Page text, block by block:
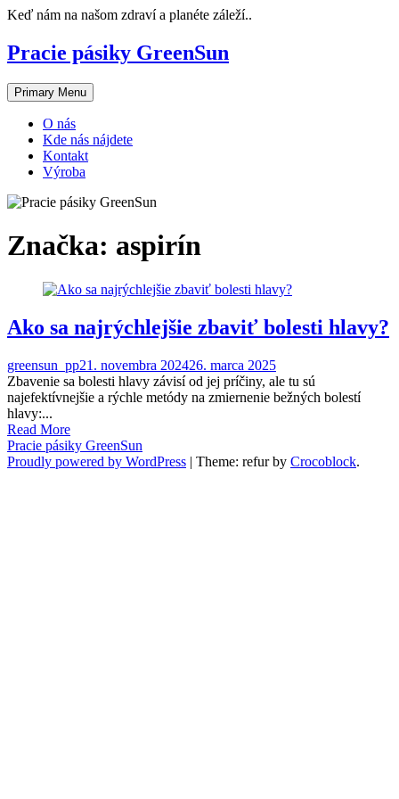
Skip
content
Keď nám na našom zdraví a planéte záleží..
Pracie pásiky GreenSun
Primary Menu
O nás
Kde nás nájdete
Kontakt
Výroba
Značka: aspirín
Ako sa najrýchlejšie zbaviť bolesti hlavy?
greensun_pp21. novembra 202426. marca 2025
Zbavenie sa bolesti hlavy závisí od jej príčiny, ale tu sú
najefektívnejšie a rýchle metódy na zmiernenie bežných bolestí
hlavy:...
Read More
Pracie pásiky GreenSun
Proudly powered by WordPress | Theme: refur by Crocoblock.